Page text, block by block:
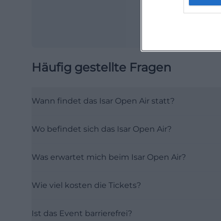
Häufig gestellte Fragen
Wann findet das Isar Open Air statt?
Wo befindet sich das Isar Open Air?
Was erwartet mich beim Isar Open Air?
Wie viel kosten die Tickets?
Ist das Event barrierefrei?